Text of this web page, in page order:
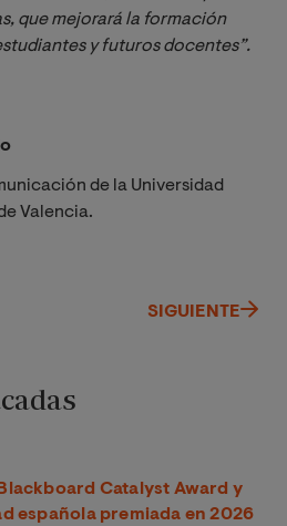
que mejorará la formación
y futuros docentes”.
de la Universidad
Valencia.
SIGUIENTE
Catalyst Award y
española premiada en 2026